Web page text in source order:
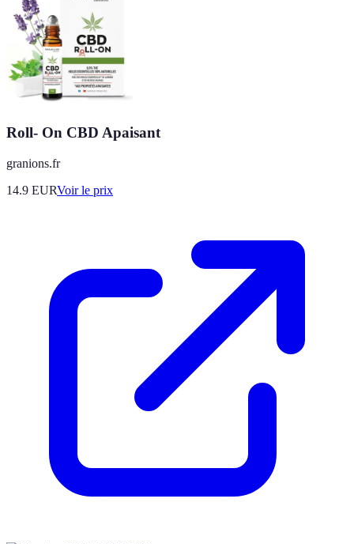
Roll- On CBD Apaisant
granions.fr
14.9 EURVoir le prix